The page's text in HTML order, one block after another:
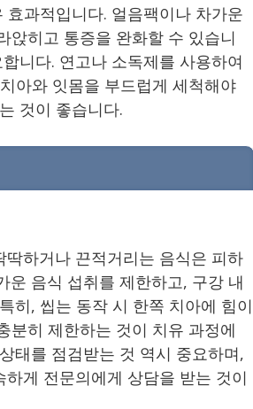
과적입니다. 얼음팩이나 차가운
앉히고 통증을 완화할 수 있습니
니다. 연고나 소독제를 사용하여
아와 잇몸을 부드럽게 세척해야
것이 좋습니다.
하거나 끈적거리는 음식은 피하
운 음식 섭취를 제한하고, 구강 내
히, 씹는 동작 시 한쪽 치아에 힘이
분히 제한하는 것이 치유 과정에
태를 점검받는 것 역시 중요하며,
게 전문의에게 상담을 받는 것이